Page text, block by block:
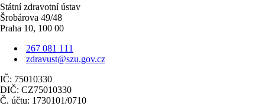
Státní zdravotní ústav
Šrobárova 49/48
Praha 10, 100 00
267 081 111
zdravust@szu.gov.cz
IČ: 75010330
DIČ: CZ75010330
Č. účtu: 1730101/0710